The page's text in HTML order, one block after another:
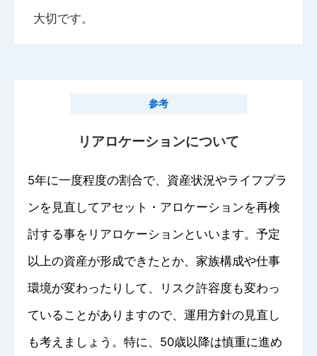
大切です。
参考
リアロケーションについて
5年に一度程度の割合で、資産状況やライフプラ
ンを見直してアセット・アロケーションを再検
討する事をリアロケーションといいます。予定
以上の資産が形成できたとか、家族構成や仕事
環境が変わったりして、リスク許容度も変わっ
ていることがありますので、運用方針の見直し
も考えましょう。特に、50歳以降は慎重に進め